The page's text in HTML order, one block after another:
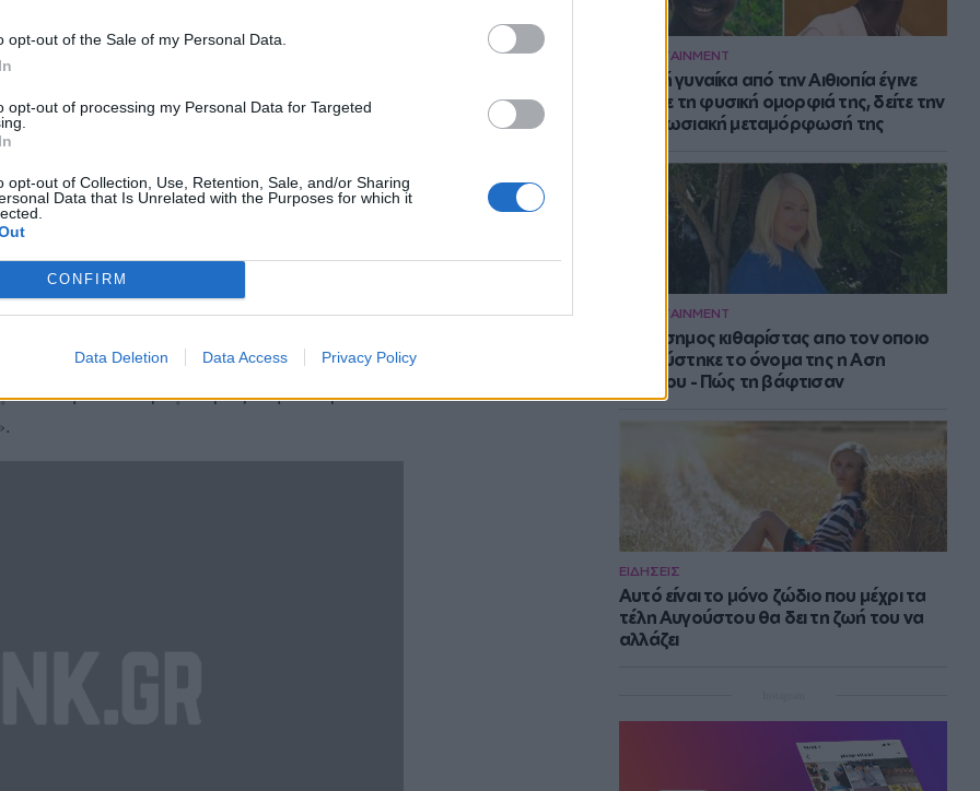
opt-out of the Sale of my Personal Data.
opt-out of processing my Personal Data for Targeted
opt-out of Collection, Use, Retention, Sale, and/or Sharing
Data that Is Unrelated with the Purposes for which it
CONFIRM
Data Deletion Data Access Privacy Policy
ENTERTAINMENT
Νεαρή γυναίκα από την Αιθιοπία έγινε
viral με τη φυσική ομορφιά της, δείτε την
εντυπωσιακή μεταμόρφωσή της
ENTERTAINMENT
Ο διάσημος κιθαρίστας απο τον οποιο
εμπνεύστηκε το όνομα της η Αση
Μπήλιου - Πώς τη βάφτισαν
ΕΙΔΗΣΕΙΣ
Αυτό είναι το μόνο ζώδιο που μέχρι τα
τέλη Αυγούστου θα δει τη ζωή του να
αλλάζει
είναι από την όμορφη Βόρεια Ήπειρο. Να
Ήπειρος είναι μετά τα σύνορα της
ελληνόφωνα χωριά. Είμαστε Έλληνες,
ο παππούς μου είχε την ελληνική
Έλληνες παππούδες, με Έλληνες γονείς.
ελληνικό δημοτικό σχολείο. Μια όμορφη κι
με πολλή αγάπη. Ήρθαμε στην